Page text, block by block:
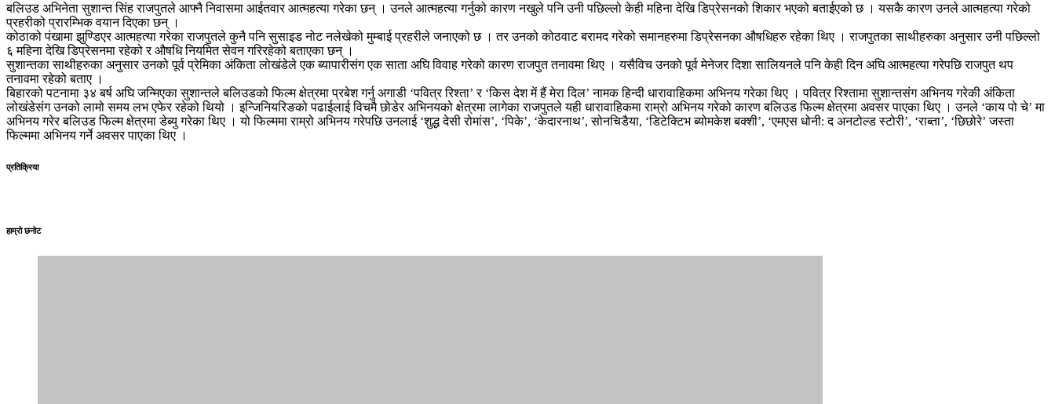
बलिउड अभिनेता सुशान्त सिंह राजपुतले आफ्नै निवासमा आईतवार आत्महत्या गरेका छन् । उनले आत्महत्या गर्नुको कारण नखुले पनि उनी पछिल्लो केही महिना देखि डिप्रेसनको शिकार भएको बताईएको छ । यसकै कारण उनले आत्महत्या गरेको
प्रहरीको प्रारम्भिक वयान दिएका छन् ।
कोठाको पंखामा झुण्डिएर आत्महत्या गरेका राजपुतले कुनै पनि सुसाइड नोट नलेखेको मुम्बाई प्रहरीले जनाएको छ । तर उनको कोठवाट बरामद गरेको समानहरुमा डिप्रेसनका औषधिहरु रहेका थिए । राजपुतका साथीहरुका अनुसार उनी पछिल्लो
६ महिना देखि डिप्रेसनमा रहेको र औषधि नियमित सेवन गरिरहेको बताएका छन् ।
सुशान्तका साथीहरुका अनुसार उनको पूर्व प्रेमिका अंकिता लोखंडेले एक ब्यापारीसंग एक साता अघि विवाह गरेको कारण राजपुत तनावमा थिए । यसैविच उनको पूर्व मेनेजर दिशा सालियनले पनि केही दिन अघि आत्महत्या गरेपछि राजपुत थप
तनावमा रहेको बताए ।
बिहारको पटनामा ३४ बर्ष अघि जन्मिएका सुशान्तले बलिउडको फिल्म क्षेत्रमा प्रबेश गर्नु अगाडी ‘पवित्र रिश्ता’ र ‘किस देश में हैं मेरा दिल’ नामक हिन्दी धारावाहिकमा अभिनय गरेका थिए । पवित्र रिश्तामा सुशान्तसंग अभिनय गरेकी अंकिता
लोखंडेसंग उनको लामो समय लभ एफेर रहेको थियो । इन्जिनियरिङको पढाईलाई विचमै छोडेर अभिनयको क्षेत्रमा लागेका राजपुतले यही धारावाहिकमा राम्रो अभिनय गरेको कारण बलिउड फिल्म क्षेत्रमा अवसर पाएका थिए । उनले ‘काय पो चे’ मा
अभिनय गरेर बलिउड फिल्म क्षेत्रमा डेब्यु गरेका थिए । यो फिल्ममा राम्रो अभिनय गरेपछि उनलाई ‘शुद्ध देसी रोमांस’, ‘पिके’, ‘केदारनाथ’, सोनचिडैया, ‘डिटेक्टिभ ब्योमकेश बक्शी’, ‘एमएस धोनी: द अनटोल्ड स्टोरी’, ‘राब्ता’, ‘छिछोरे’ जस्ता
फिल्ममा अभिनय गर्ने अवसर पाएका थिए ।
प्रतिक्रिया
हाम्रो छनोट